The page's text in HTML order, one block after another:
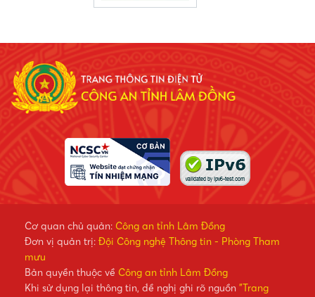
Cơ quan chủ quản: Công an tỉnh Lâm Đồng
Đơn vị quản trị: Đội Công nghệ Thông tin - Phòng Tham
mưu
Bản quyền thuộc về Công an tỉnh Lâm Đồng
Khi sử dụng lại thông tin, đề nghị ghi rõ nguồn "Trang